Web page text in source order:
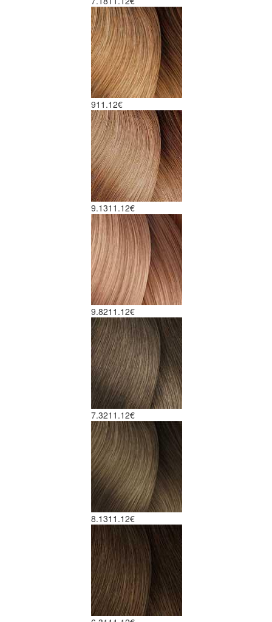
911.12€
9.1311.12€
9.8211.12€
7.3211.12€
8.1311.12€